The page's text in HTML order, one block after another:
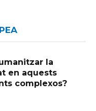
la
en aquests
complexos?